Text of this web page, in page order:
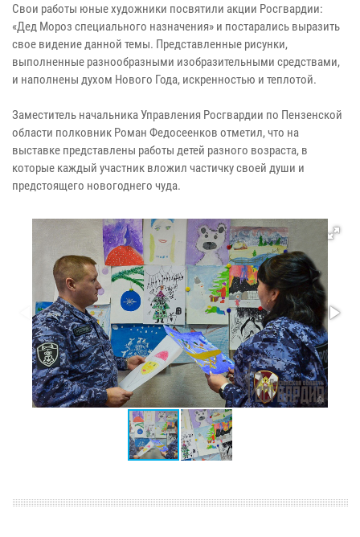
Свои работы юные художники посвятили акции Росгвардии:
«Дед Мороз специального назначения» и постарались выразить
свое видение данной темы. Представленные рисунки,
выполненные разнообразными изобразительными средствами,
и наполнены духом Нового Года, искренностью и теплотой.
Заместитель начальника Управления Росгвардии по Пензенской
области полковник Роман Федосеенков отметил, что на
выставке представлены работы детей разного возраста, в
которые каждый участник вложил частичку своей души и
предстоящего новогоднего чуда.